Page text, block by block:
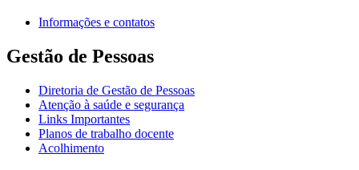
Informações e contatos
Gestão de Pessoas
Diretoria de Gestão de Pessoas
Atenção à saúde e segurança
Links Importantes
Planos de trabalho docente
Acolhimento